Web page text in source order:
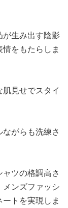
生み出す陰影
をもたらしま
見せでスタイ
がらも洗練さ
ツの格調高さ
ンズファッシ
トを実現しま